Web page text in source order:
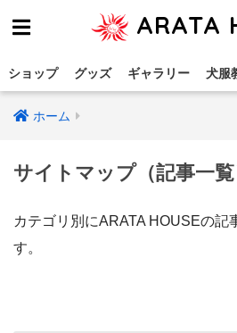
ARATA
ショップ グッズ ギャラリー 犬服
ホーム
サイトマップ（記事一覧
カテゴリ別にARATA HOUSEの記
す。